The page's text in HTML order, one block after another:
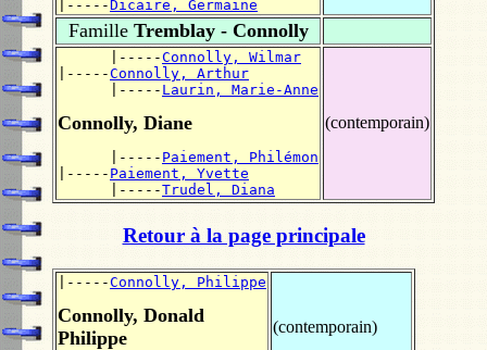
|-----Dicaire, Germaine
FamilleTremblay - Connolly
      |-----
Connolly, Wilmar
|-----Connolly, Arthur
      |-----
Laurin, Marie-Anne
Connolly, Diane
      |-----
Paiement, Philémon
|----- Paiement, Yvette
      |-----
Trudel, Diana
(contemporain)
Retour à la page principale
|-----Connolly, Philippe
Connolly, Donald
Philippe
(contemporain)